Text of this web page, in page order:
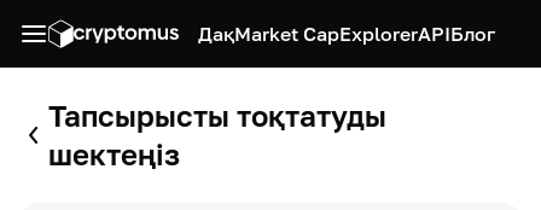
ДақMarket CapExplorerAPIБлог
Тапсырысты тоқтатуды
шектеңіз